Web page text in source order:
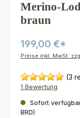
Merino-
braun
199,00 €*
Preise inkl. MwSt.
(3
1 Bewertung
Sofort
BRD)